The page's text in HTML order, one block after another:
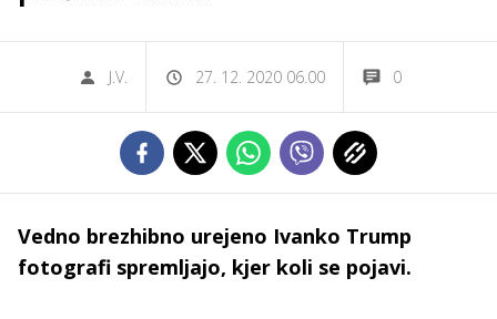
J.V. 27. 12. 2020 06.00 0
Vedno brezhibno urejeno Ivanko Trump
fotografi spremljajo, kjer koli se pojavi.